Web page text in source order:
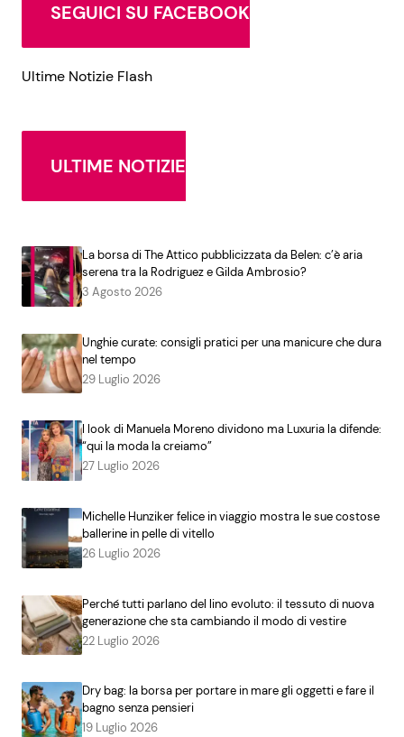
SEGUICI SU FACEBOOK
Ultime Notizie Flash
ULTIME NOTIZIE
La borsa di The Attico pubblicizzata da Belen: c’è aria
serena tra la Rodriguez e Gilda Ambrosio?
3 Agosto 2026
Unghie curate: consigli pratici per una manicure che dura
nel tempo
29 Luglio 2026
I look di Manuela Moreno dividono ma Luxuria la difende:
“qui la moda la creiamo”
27 Luglio 2026
Michelle Hunziker felice in viaggio mostra le sue costose
ballerine in pelle di vitello
26 Luglio 2026
Perché tutti parlano del lino evoluto: il tessuto di nuova
generazione che sta cambiando il modo di vestire
22 Luglio 2026
Dry bag: la borsa per portare in mare gli oggetti e fare il
bagno senza pensieri
19 Luglio 2026